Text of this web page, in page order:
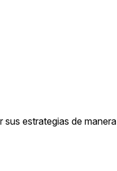
sus estrategias de manera